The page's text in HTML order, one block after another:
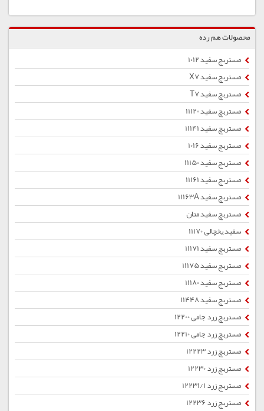
محصولات هم رده
مستربچ سفید 1012
مستربچ سفید X7
مستربچ سفید T7
مستربچ سفید 11120
مستربچ سفید 11141
مستربچ سفید 1016
مستربچ سفید 11150
مستربچ سفید 11161
مستربچ سفید 11163A
مستربچ سفید متان
سفید یخچالی 11170
مستربچ سفید 11171
مستربچ سفید 11175
مستربچ سفید 11180
مستربچ سفید 11448
مستربچ زرد جامی 12200
مستربچ زرد جامی 12210
مستربچ زرد 12223
مستربچ زرد 12230
مستربچ زرد 12231/1
مستربچ زرد 12236